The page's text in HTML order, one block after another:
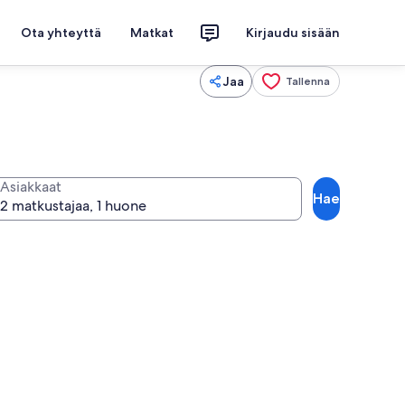
Ota yhteyttä Matkat Kirjaudu sisään
Jaa Tallenna
Asiakkaat
Hae